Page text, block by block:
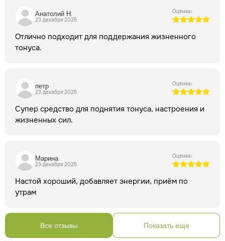
на нашем сайте материалы защищены авторским правом.
При повторной публикации указание авторства и ссылка на
первоисточник обязательны.
Анатолий Н.
23 декабря 2025
Оценка:
Отлично подходит для поддержания жизненного
тонуса.
петр
23 декабря 2025
Оценка:
Супер средство для поднятия тонуса, настроения и
жизненных сил.
Марина
23 декабря 2025
Оценка:
Настой хороший, добавляет энергии, приём по
утрам
Все отзывы Показать еще